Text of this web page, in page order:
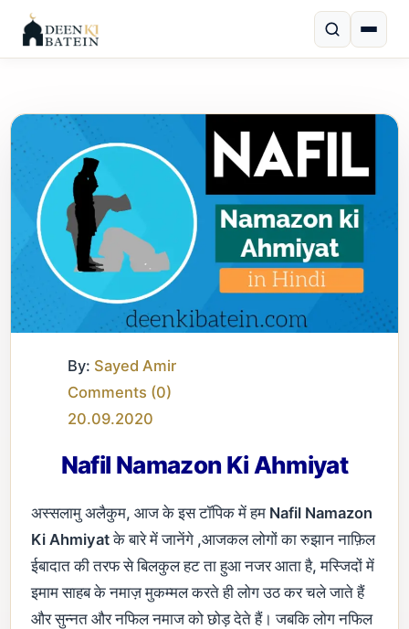
By: Sayed Amir
Comments (0)
20.09.2020
Nafil Namazon Ki Ahmiyat
अस्सलामु अलैकुम, आज के इस टॉपिक में हम Nafil Namazon
Ki Ahmiyatके बारे में जानेंगे ,आजकल लोगों का रुझान नाफ़िल
ईबादात की तरफ से बिलकुल हट ता हुआ नजर आता है, मस्जिदों में
इमाम साहब के नमाज़ मुकम्मल करते ही लोग उठ कर चले जाते हैं
और सुन्नत और नफिल नमाज को छोड़ देते हैं। जबकि लोग नफिल